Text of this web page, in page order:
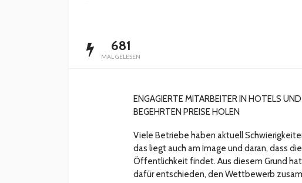
681
MAL GELESEN
ENGAGIERTE MITARBEITER IN HOTELS
BEGEHRTEN PREISE HOLEN
Viele Betriebe haben aktuell
das liegt auch am Image und daran, dass
Öffentlichkeit findet. Aus diesem Grund hat
dafür entschieden, den Wettbewerb